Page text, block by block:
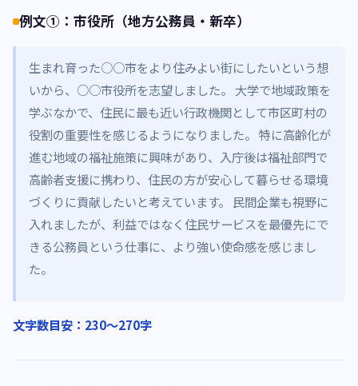
例文①：市役所（地方公務員・新卒）
生まれ育った○○市をより住みよい街にしたいという想
いから、○○市役所を志望しました。 大学で地域政策を
学ぶなかで、住民に最も近い行政機関として市区町村の
役割の重要性を感じるようになりました。 特に高齢化が
進む地域の福祉施策に興味があり、入庁後は福祉部門で
高齢者支援に携わり、住民の方が安心して暮らせる環境
づくりに貢献したいと考えています。 民間企業も視野に
入れましたが、利益ではなく住民サービスを最優先にで
きる公務員という仕事に、より強い使命感を感じまし
た。
文字数目安：230〜270字